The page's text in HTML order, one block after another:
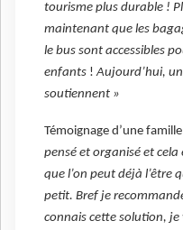
tourisme plus durable !
maintenant que les
le bus sont accessibles
enfants !Aujourd’hui,
soutiennent »
Témoignage d’une
pensé et organisé et cela
que l’on peut déjà l’être
petit. Bref je
connais cette solution,